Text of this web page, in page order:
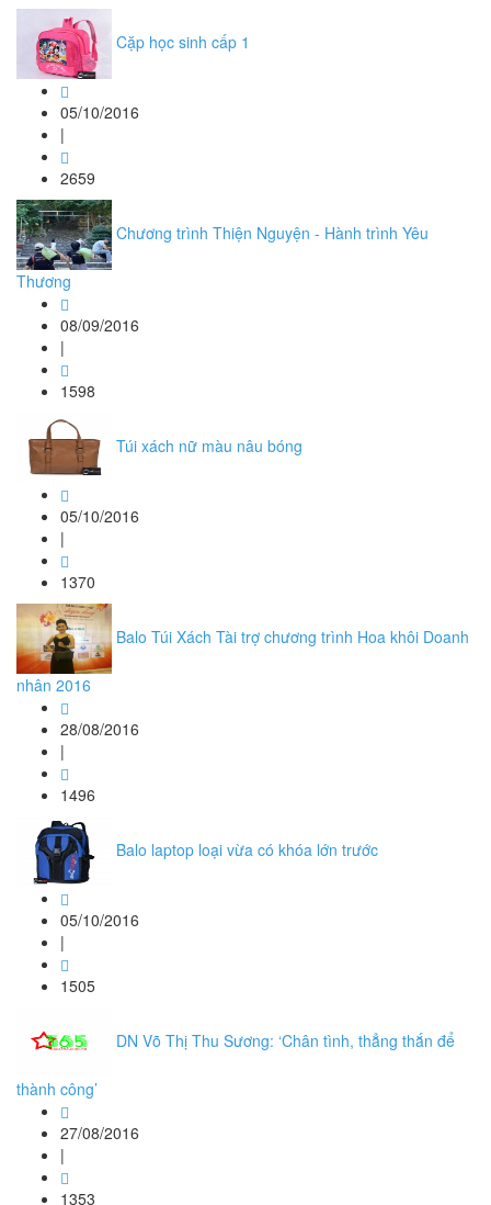
Cặp học sinh cấp 1
05/10/2016
|
2659
Chương trình Thiện Nguyện - Hành trình Yêu
Thương
08/09/2016
|
1598
Túi xách nữ màu nâu bóng
05/10/2016
|
1370
Balo Túi Xách Tài trợ chương trình Hoa khôi Doanh
nhân 2016
28/08/2016
|
1496
Balo laptop loại vừa có khóa lớn trước
05/10/2016
|
1505
DN Võ Thị Thu Sương: ‘Chân tình, thẳng thắn để
thành công’
27/08/2016
|
1353